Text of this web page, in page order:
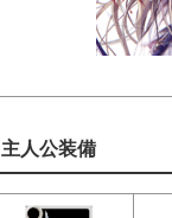
主人公装備